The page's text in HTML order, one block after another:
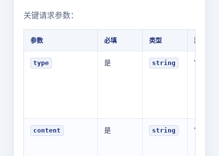
关键请求参数：
参数 必填 类型 默认值
type 是 string
content 是 string